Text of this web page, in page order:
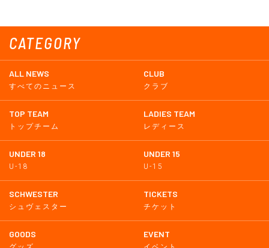
CATEGORY
ALL NEWS
すべてのニュース
CLUB
クラブ
TOP TEAM
トップチーム
LADIES TEAM
レディース
UNDER 18
U-18
UNDER 15
U-15
SCHWESTER
シュヴェスター
TICKETS
チケット
GOODS EVENT